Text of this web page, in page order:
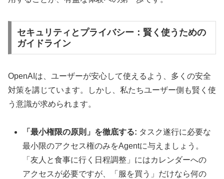
セキュリティとプライバシー：賢く使うための
ガイドライン
OpenAIは、ユーザーが安心して使えるよう、多くの安全
対策を講じています。しかし、私たちユーザー側も賢く使
う意識が求められます。
「最小権限の原則」を徹底する: タスク遂行に必要な
最小限のアクセス権のみをAgentに与えましょう。
「友人と食事に行く日程調整」にはカレンダーへの
アクセスが必要ですが、「服を買う」だけなら何の